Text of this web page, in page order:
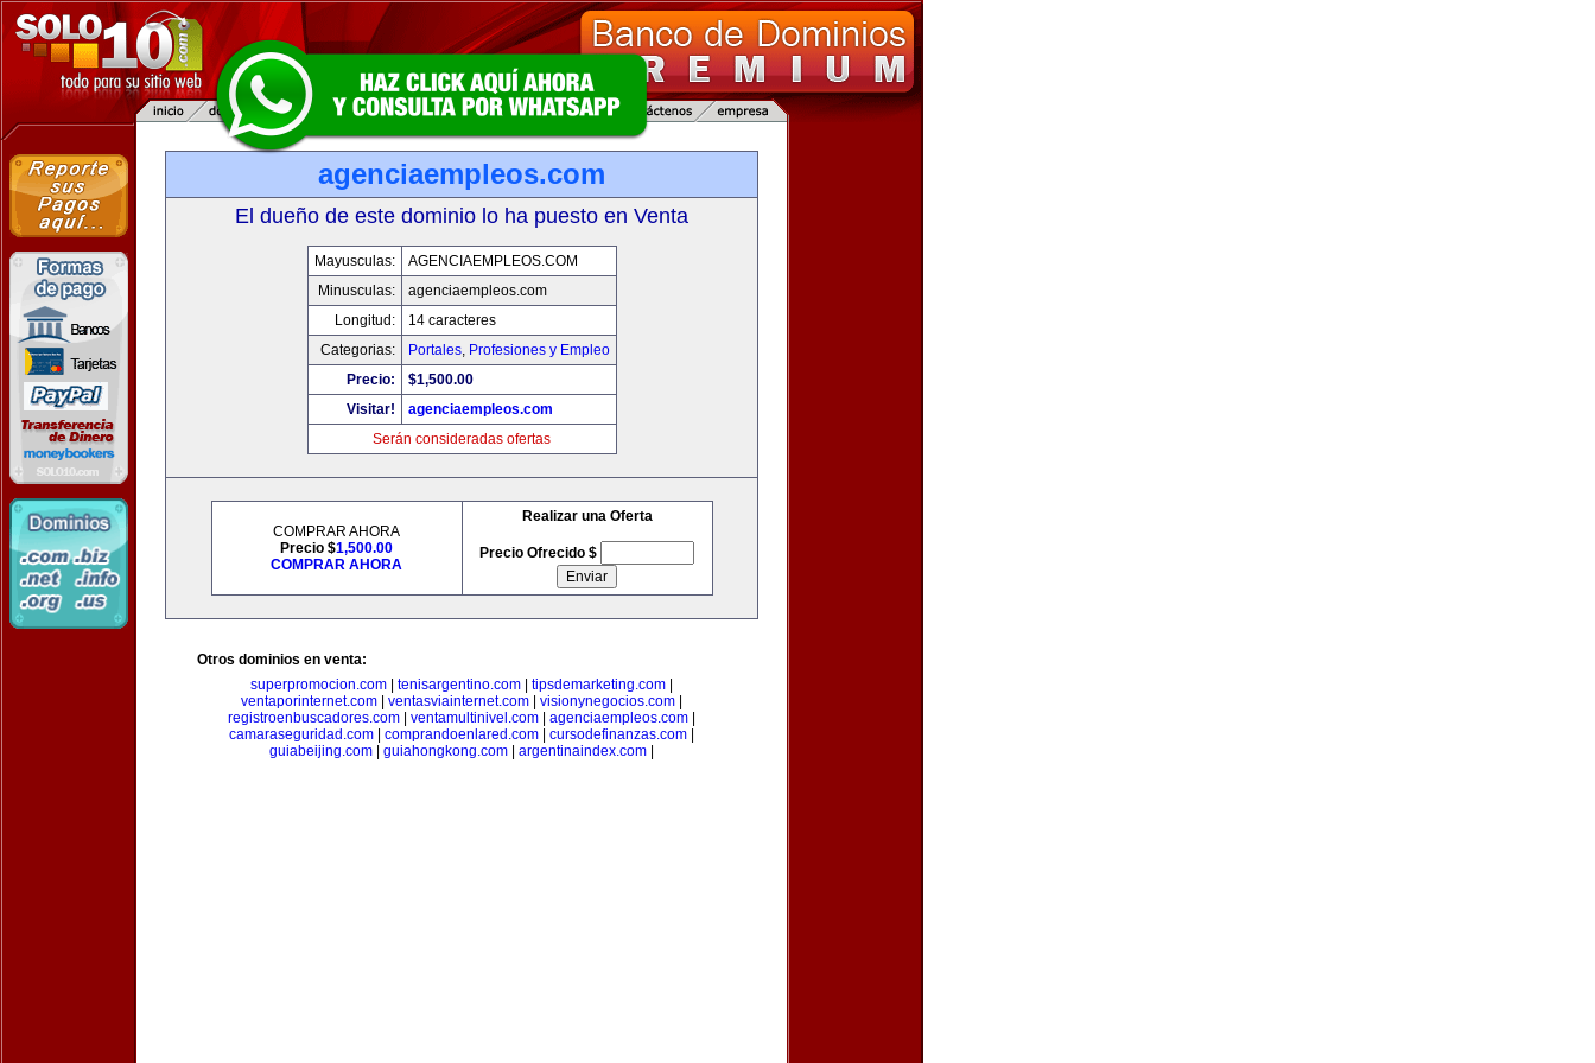
agenciaempleos.com
El dueño de este dominio lo ha puesto en Venta
Mayusculas:
AGENCIAEMPLEOS.COM
Minusculas:
agenciaempleos.com
Longitud:
14 caracteres
Categorias:
Portales, Profesiones y Empleo
Precio:
$1,500.00
Visitar!
agenciaempleos.com
Serán consideradas ofertas
COMPRAR AHORA
Precio $1,500.00
COMPRAR AHORA
Realizar una Oferta
Precio Ofrecido $
Otros dominios en venta:
superpromocion.com
tenisargentino.com tipsdemarketing.com
ventaporinternet.com
ventasviainternet.com visionynegocios.com
registroenbuscadores.com
ventamultinivel.com agenciaempleos.com
camaraseguridad.com
comprandoenlared.com cursodefinanzas.com
guiabeijing.com
guiahongkong.com argentinaindex.com